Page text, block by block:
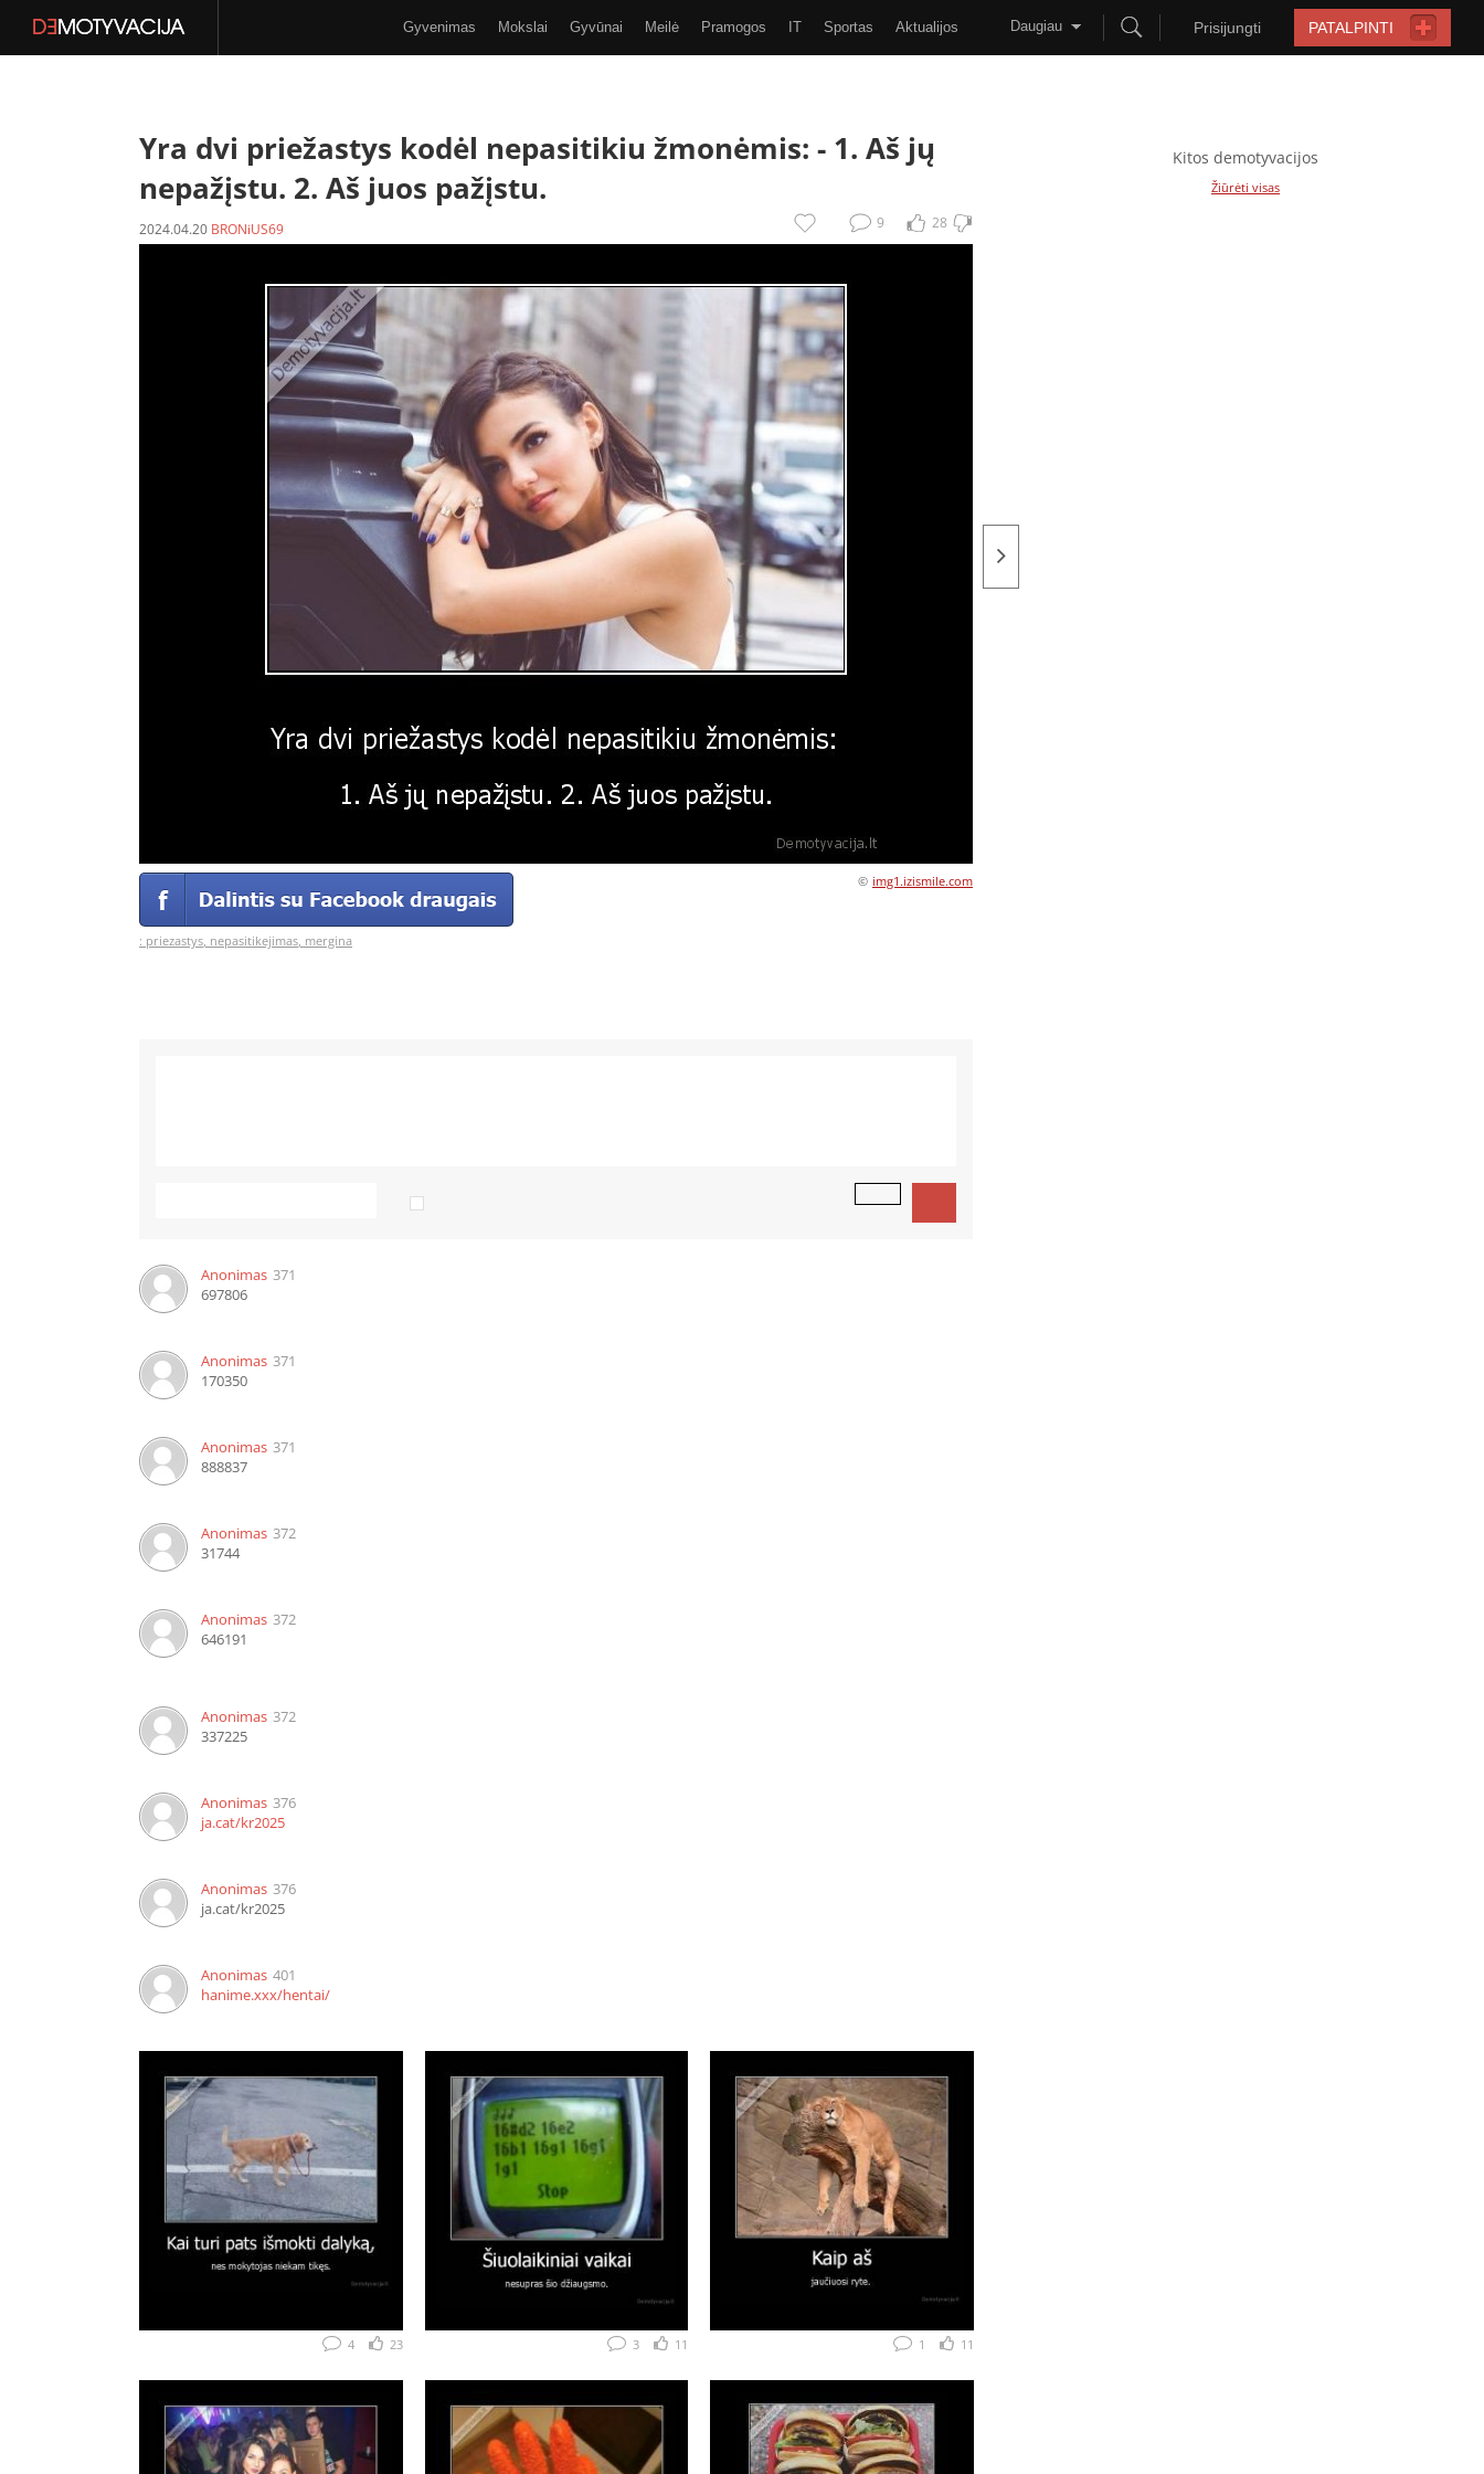
Gyvenimas Mokslai Gyvūnai Meilė Pramogos IT Sportas Aktualijos PATALPINTI
Prisijungti
Daugiau
Yra dvi priežastys kodėl nepasitikiu žmonėmis: - 1. Aš jų
nepažįstu. 2. Aš juos pažįstu.
2024.04.20 BRONiUS69 28
9
© img1.izismile.com
: priezastys, nepasitikejimas, mergina
Anonimas 371
697806
Anonimas 371
170350
Anonimas 371
888837
Anonimas 372
31744
Anonimas 372
646191
Anonimas 372
337225
Anonimas 376
ja.cat/kr2025
Anonimas 376
ja.cat/kr2025
Anonimas 401
hanime.xxx/hentai/
4 23 3 11 1 11
Kitos demotyvacijos
Žiūrėti visas